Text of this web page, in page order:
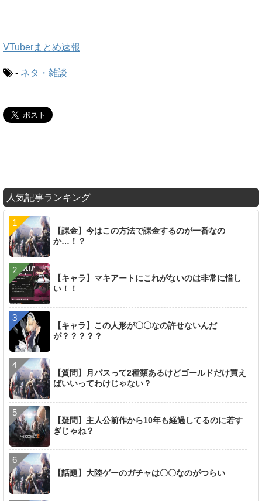
VTuberまとめ速報
- ネタ・雑談
人気記事ランキング
【課金】今はこの方法で課金するのが一番なの
か…！？
【キャラ】マキアートにこれがないのは非常に惜し
い！！
【キャラ】この人形が〇〇なの許せないんだ
が？？？？？
【質問】月パスって2種類あるけどゴールドだけ買え
ばいいってわけじゃない？
【疑問】主人公前作から10年も経過してるのに若す
ぎじゃね？
【話題】大陸ゲーのガチャは〇〇なのがつらい